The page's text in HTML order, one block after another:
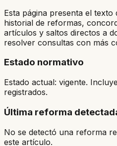
Esta página presenta el
historial de reformas,
artículos y saltos directos a
resolver consultas con más
Estado normativo
Estado actual: vigente.
registrados.
Última reforma
No se detectó una reforma
este artículo.